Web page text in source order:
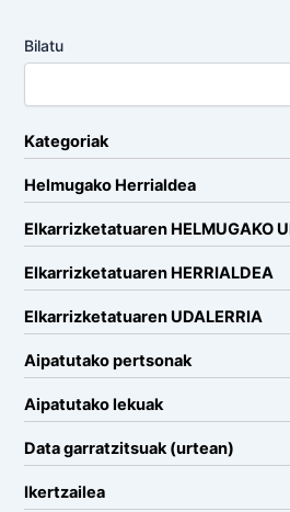
Bilatu
Kategoriak
Helmugako Herrialdea
Elkarrizketatuaren HELMUGAKO
Elkarrizketatuaren HERRIALDEA
Elkarrizketatuaren UDALERRIA
Aipatutako pertsonak
Aipatutako lekuak
Data garratzitsuak (urtean)
Ikertzailea